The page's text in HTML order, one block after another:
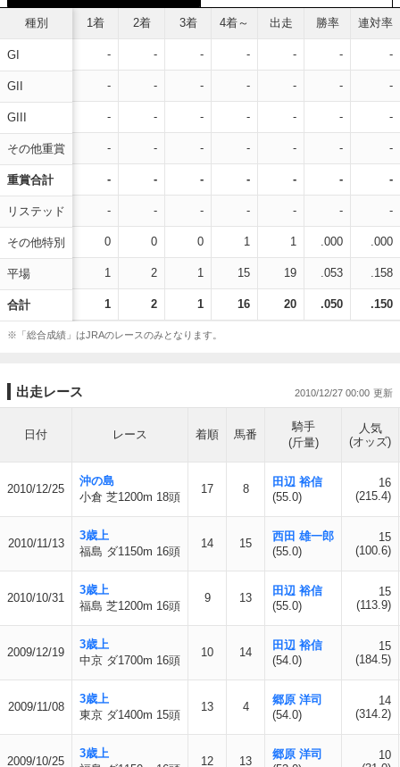
種別
GI
GII
GIII
その他重賞
重賞合計
リステッド
その他特別
平場
合計
1着 2着 3着 4着～ 出走 勝率 連対率
- - - - - - -
- - - - - - -
- - - - - - -
- - - - - - -
- - - - - - -
- - - - - - -
0 0 0 1 1 .000 .000
1 2 1 15 19 .053 .158
1 2 1 16 20 .050 .150
※「総合成績」はJRAのレースのみとなります。
出走レース 2010/12/27 00:00
日付 レース 着順 馬番
騎手
(斤量)
人気
(オッズ)
2010/12/25
沖の島
小倉 芝1200m 18頭
17 8
田辺 裕信
(55.0)
16
(215.4)
2010/11/13
3歳上
福島 ダ1150m 16頭
14 15
西田 雄一郎
(55.0)
15
(100.6)
2010/10/31
3歳上
福島 芝1200m 16頭
9 13
田辺 裕信
(55.0)
15
(113.9)
2009/12/19
3歳上
中京 ダ1700m 16頭
10 14
田辺 裕信
(54.0)
15
(184.5)
2009/11/08
3歳上
東京 ダ1400m 15頭
13 4
郷原 洋司
(54.0)
14
(314.2)
2009/10/25
3歳上
12 13
郷原 洋司
10